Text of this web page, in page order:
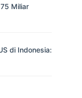
Miliar
di Indonesia: